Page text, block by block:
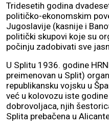
Tridesetih godina
političko-ekonomskim
Jugoslavije (kasnije i
politički skupovi koje su
počinju zadobivati sve
U Splitu 1936. godine
preimenovan u Split)
republikansku vojsku u
već u kolovozu iste
dobrovoljaca, njih
Splita prebačena u